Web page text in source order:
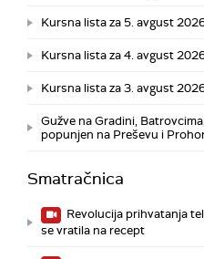
Kursna lista za 5. avgust
Kursna lista za 4. avgust
Kursna lista za 3. avgust
Gužve na Gradini,
popunjen na Preševu i
Smatračnica
Revolucija prihvatanja
se vratila na recept